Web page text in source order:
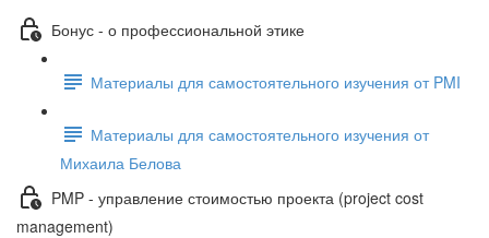
Бонус - о профессиональной этике
Материалы для самостоятельного изучения от PMI
Материалы для самостоятельного изучения от
Михаила Белова
PMP - управление стоимостью проекта (project cost
management)